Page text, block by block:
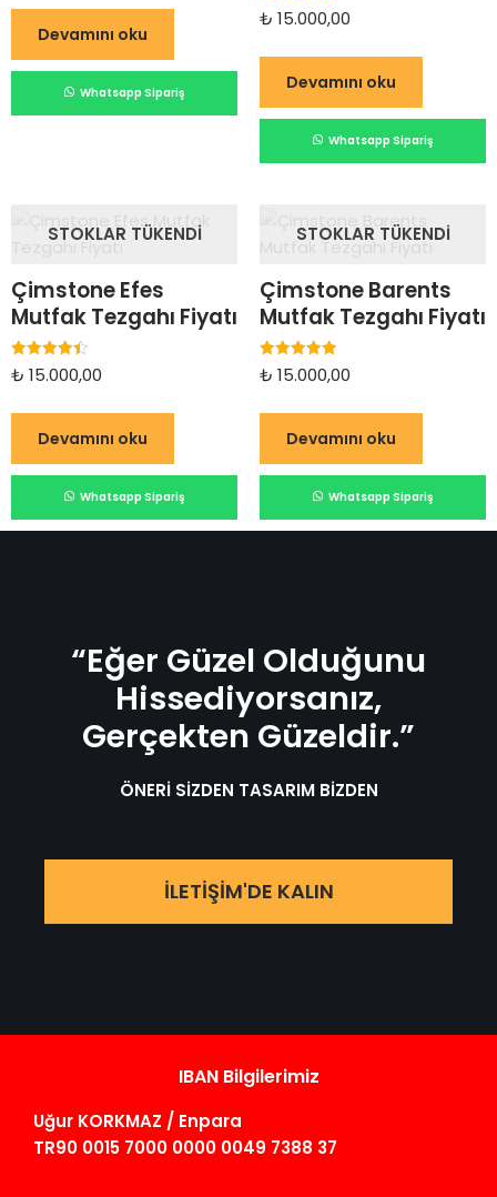
Devamını oku
Whatsapp Sipariş
5 üzerinden
5.00
₺ 15.000,00
Devamını oku
Whatsapp Sipariş
STOKLAR TÜKENDI
Çimstone Efes
Mutfak Tezgahı Fiyatı
5
üzerinden
₺ 15.000,00
Devamını oku
Whatsapp Sipariş
STOKLAR TÜKENDI
Çimstone Barents
Mutfak Tezgahı Fiyatı
5 üzerinden
5.00
₺ 15.000,00
Devamını oku
Whatsapp Sipariş
“Eğer Güzel Olduğunu
Hissediyorsanız,
Gerçekten Güzeldir.”
ÖNERİ SİZDEN TASARIM BİZDEN
İLETİŞİM'DE KALIN
IBAN Bilgilerimiz
Uğur KORKMAZ / Enpara
TR90 0015 7000 0000 0049 7388 37